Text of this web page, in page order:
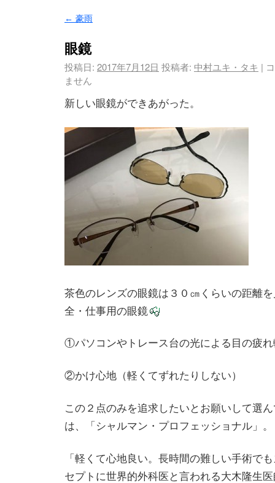
← 豪雨
眼鏡
投稿日: 2017年7月12日 投稿者: 中村ユキ・タキ |
ません
新しい眼鏡ができあがった。
茶色のレンズの眼鏡は３０㎝くらいの距離
全・仕事用の眼鏡
①パソコンやトレース台の光による目の疲
②かけ心地（軽くてずれたりしない）
この２点のみを追求したいとお願いして選
は、「シャルマン・プロフェッショナル」。
「軽くて心地良い。長時間の難しい手術で
セプトに世界的外科医と言われる大木隆生